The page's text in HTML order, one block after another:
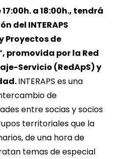
a 18:00h., tendrá
del INTERAPS
Proyectos de
promovida por la Red
Servicio (RedApS) y
INTERAPS es una
de
entre socias y socios
territoriales que la
de una hora de
temas de especial